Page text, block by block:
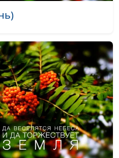
#485
#484
#483
#482
лик...
Май #481